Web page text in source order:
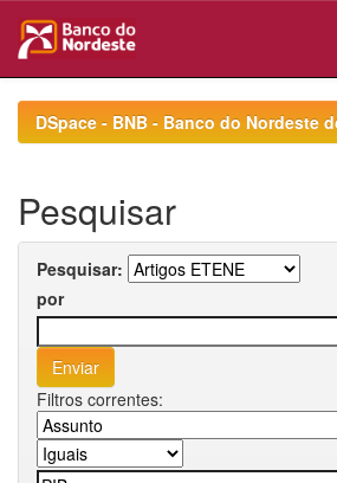
navigationDSpace - BNB - Banco do Nordeste
Pesquisar
Pesquisar:
por
Filtros correntes: